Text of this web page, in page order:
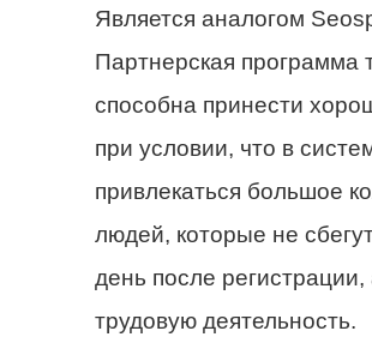
Является аналогом
Партнерская программа
способна принести
при условии, что в
привлекаться большое
людей, которые не
день после
трудовую деятельность.